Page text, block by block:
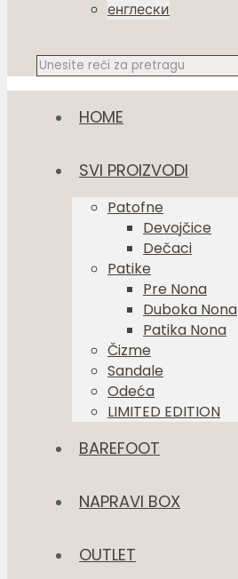
HOME
SVI PROIZVODI
Patofne
Devojčice
Dečaci
Patike
Pre Nona
Duboka Nona
Patika Nona
Čizme
Sandale
Odeća
LIMITED EDITION
BAREFOOT
NAPRAVI BOX
OUTLET